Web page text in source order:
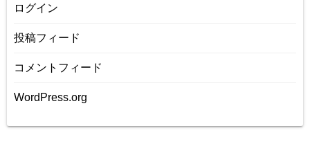
ログイン
投稿フィード
コメントフィード
WordPress.org